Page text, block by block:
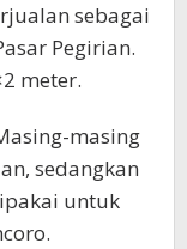
sebagai
Pegirian.
meter.
masing
sedangkan
untuk